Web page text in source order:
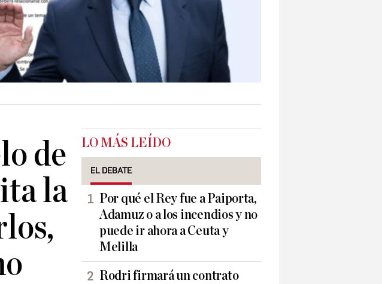
de
la
LO MÁS LEÍDO
EL DEBATE
Por qué el Rey fue a Paiporta,
Adamuz o a los incendios y no
puede ir ahora a Ceuta y
Melilla
Rodri firmará un contrato